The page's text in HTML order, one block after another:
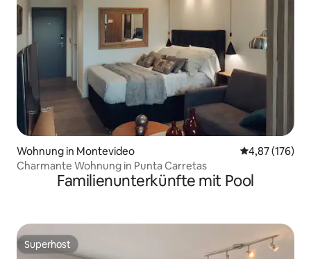
Wohnung in Montevideo
4,87 (176)
Charmante Wohnung in Punta Carretas
Familienunterkünfte mit Pool
Superhost
Superhost